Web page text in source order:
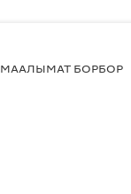
МААЛЫМАТ БОРБОР